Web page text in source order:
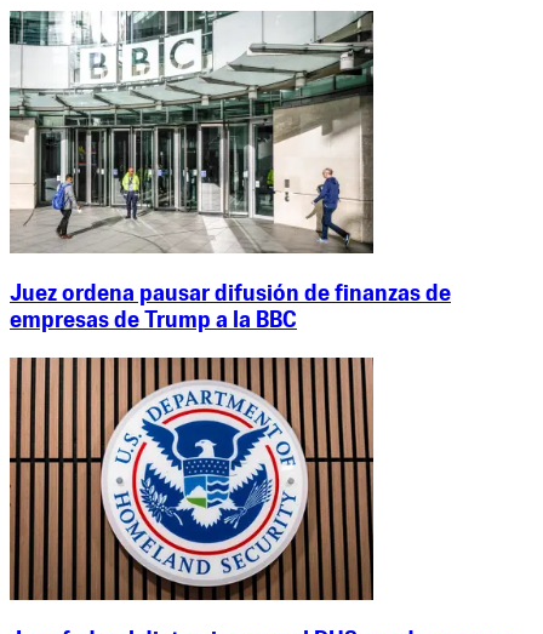
Juez ordena pausar difusión de finanzas de
empresas de Trump a la BBC